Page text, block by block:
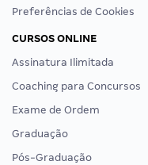
Preferências de Cookies
CURSOS ONLINE
Assinatura Ilimitada
Coaching para Concursos
Exame de Ordem
Graduação
Pós-Graduação